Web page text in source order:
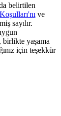
belirtilen
ve
sayılır.
birlikte yaşama
için teşekkür